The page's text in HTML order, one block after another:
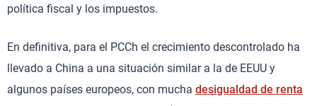
política fiscal y los impuestos.
En definitiva, para el PCCh el crecimiento descontrolado ha
llevado a China a una situación similar a la de EEUU y
algunos países europeos, con mucha desigualdad de renta